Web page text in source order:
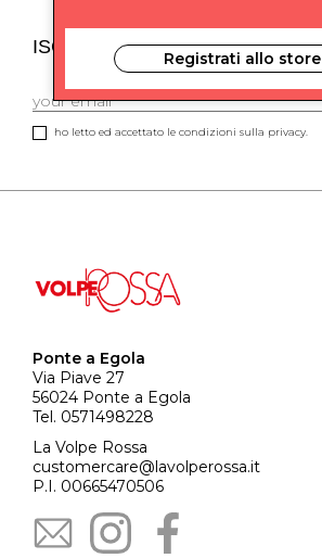
ISCRIVITI ALLA NEWSLETTER
ho letto ed accettato le condizioni sulla privacy.
Ponte a Egola
Via Piave 27
56024 Ponte a Egola
Tel. 0571498228
La Volpe Rossa
customercare@lavolperossa.it
P.I. 00665470506
Registrati allo store